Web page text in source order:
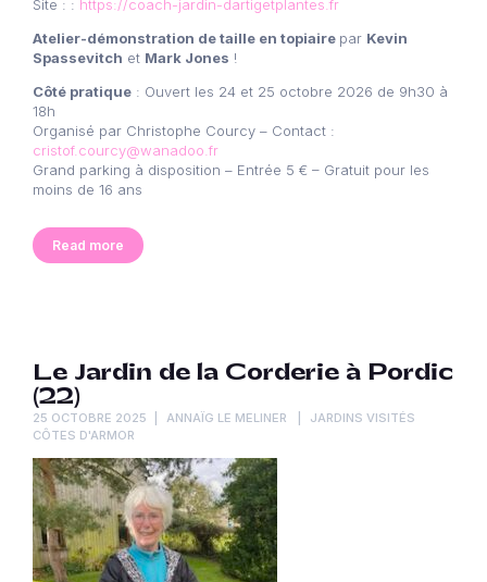
Site : : https://coach-jardin-dartigetplantes.fr
Atelier-démonstration de taille en topiaire par Kevin
Spassevitch et Mark Jones !
Côté pratique : Ouvert les 24 et 25 octobre 2026 de 9h30 à
18h
Organisé par Christophe Courcy – Contact :
cristof.courcy@wanadoo.fr
Grand parking à disposition – Entrée 5 € – Gratuit pour les
moins de 16 ans
Read more
Le Jardin de la Corderie à Pordic
(22)
25 OCTOBRE 2025 ANNAÏG LE MELINER
JARDINS VISITÉS
CÔTES D'ARMOR